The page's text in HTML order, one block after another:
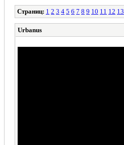
Страниц: 1 2 3 4 5 6 7 8 9 10 11 12 13
Urbanus